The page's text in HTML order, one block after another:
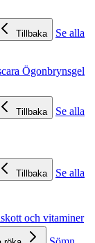
Tillbaka
Se alla
Ögonbrynsgel
Tillbaka
Se alla
Tillbaka
Se alla
och vitaminer